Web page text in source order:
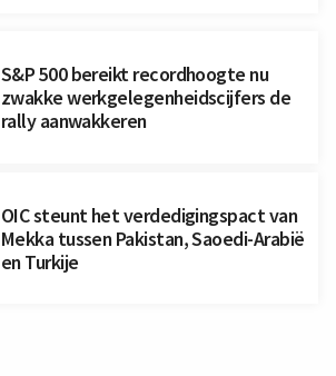
S&P 500 bereikt recordhoogte nu
zwakke werkgelegenheidscijfers de
rally aanwakkeren
OIC steunt het verdedigingspact van
Mekka tussen Pakistan, Saoedi-Arabië
en Turkije